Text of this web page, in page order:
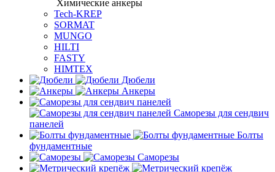
Химические анкеры
Tech-KREP
SORMAT
MUNGO
HILTI
FASTY
HIMTEX
Дюбели
Анкеры
Саморезы для сендвич
панелей
Болты
фундаментные
Саморезы